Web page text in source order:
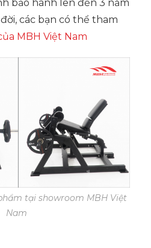
bảo hành lên đến 3 năm
các bạn có thể tham
MBH Việt Nam
tại showroom MBH Việt
Nam